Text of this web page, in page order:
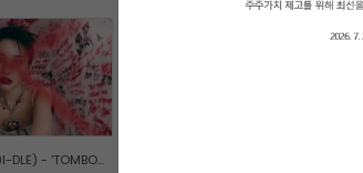
DLE) - 'TOMBO...